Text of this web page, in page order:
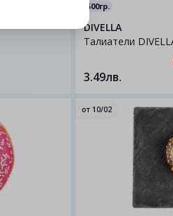
500гр.
DIVELLA
Талиатели
3.49лв.
от 10/02